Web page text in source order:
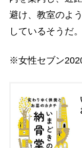
避け、教室のよ
しているそうだ。
※女性セブン